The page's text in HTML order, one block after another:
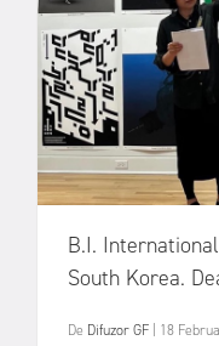
B.I.
South Korea.
De Difuzor GF 18